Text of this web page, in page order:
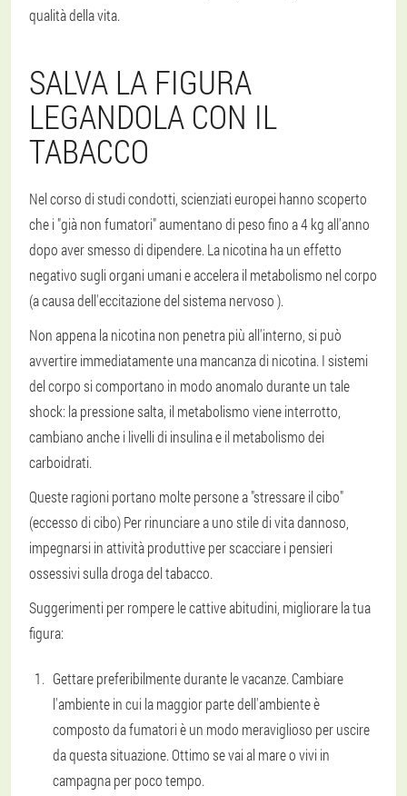
qualità della vita.
SALVA LA FIGURA
LEGANDOLA CON IL
TABACCO
Nel corso di studi condotti, scienziati europei hanno scoperto
che i "già non fumatori" aumentano di peso fino a 4 kg all'anno
dopo aver smesso di dipendere. La nicotina ha un effetto
negativo sugli organi umani e accelera il metabolismo nel corpo
(a causa dell'eccitazione del sistema nervoso ).
Non appena la nicotina non penetra più all'interno, si può
avvertire immediatamente una mancanza di nicotina. I sistemi
del corpo si comportano in modo anomalo durante un tale
shock: la pressione salta, il metabolismo viene interrotto,
cambiano anche i livelli di insulina e il metabolismo dei
carboidrati.
Queste ragioni portano molte persone a "stressare il cibo"
(eccesso di cibo) Per rinunciare a uno stile di vita dannoso,
impegnarsi in attività produttive per scacciare i pensieri
ossessivi sulla droga del tabacco.
Suggerimenti per rompere le cattive abitudini, migliorare la tua
figura:
Gettare preferibilmente durante le vacanze. Cambiare
l'ambiente in cui la maggior parte dell'ambiente è
composto da fumatori è un modo meraviglioso per uscire
da questa situazione. Ottimo se vai al mare o vivi in
campagna per poco tempo.